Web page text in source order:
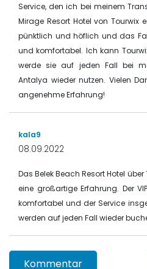
Service, den ich bei meinem
Mirage Resort Hotel von Tourwix
pünktlich und höflich und das
und komfortabel. Ich kann
werde sie auf jeden Fall bei
Antalya wieder nutzen. Vielen
angenehme Erfahrung!
kala9
08.09.2022
Das Belek Beach Resort Hotel
eine großartige Erfahrung. Der
komfortabel und der Service
werden auf jeden Fall wieder
Kommentar